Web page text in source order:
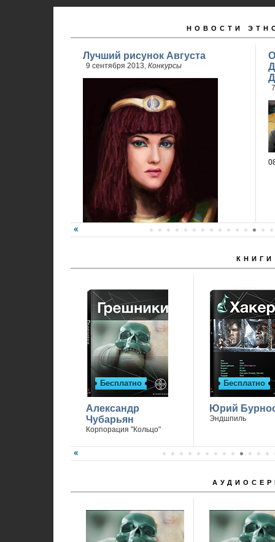
НОВОСТИ
Лучший рисунок Августа
9 сентября 2013, Конкурсы
Победитель - Анна Ремез
КНИГИ
Бесплатно
Александр
Чубарьян
Корпорация "Кольцо"
Бесплатно
Юрий
Эндшпиль